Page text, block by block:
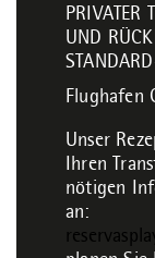
PRIVATER
UND
Flughafen
Unser
Ihren
nötigen
an: